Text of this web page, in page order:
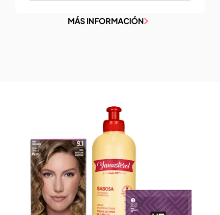
MÁS INFORMACIÓN